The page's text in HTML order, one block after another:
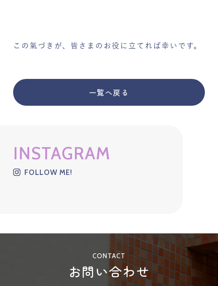
この氣づきが、皆さまのお役に立てれば幸いです。
一覧へ戻る
INSTAGRAM
FOLLOW ME!
CONTACT
お問い合わせ